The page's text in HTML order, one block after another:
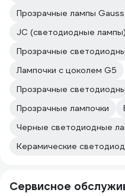
Прозрачные лампы Gauss
JC (светодиодные лампы)
Прозрачные
Лампочки с цоколем G5
Прозрачные
Прозрачные лампочки
Черные светодиодные
Керамические
Сервисное